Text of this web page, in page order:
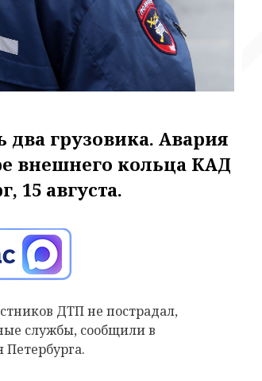
два грузовика. Авария
внешнего кольца КАД
15 августа.
ДТП не пострадал,
службы, сообщили в